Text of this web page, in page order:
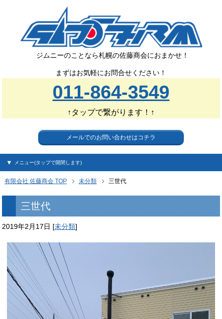
ジムニーのことなら札幌の佐藤商会におまかせ！
まずはお気軽にお問合せください！
011-864-3549
↑タップで繋がります！↑
メールでのお問い合わせはコチラ
メニュー(タップで開閉します)
有限会社 佐藤商会 TOP 未分類 三世代
三世代
2019年2月17日 [未分類]